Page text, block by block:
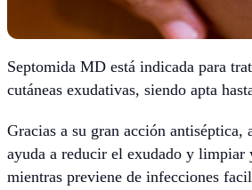
Septomida MD está indicada para
cutáneas exudativas, siendo apta
Gracias a su gran acción antiséptica,
ayuda a reducir el exudado y limpiar
mientras previene de infecciones